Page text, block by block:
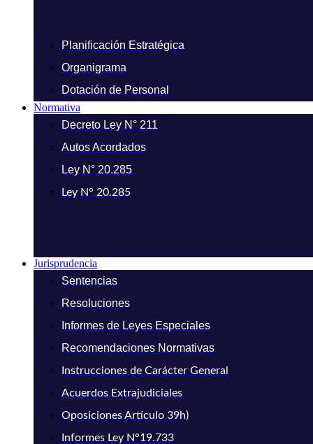
Planificación Estratégica
Organigrama
Dotación de Personal
Normativa
Decreto Ley N° 211
Autos Acordados
Ley N° 20.285
Ley N° 20.285
Jurisprudencia
Sentencias
Resoluciones
Informes de Leyes Especiales
Recomendaciones Normativas
Instrucciones de Carácter General
Acuerdos Extrajudiciales
Oposiciones Artículo 39h)
Informes Ley N°19.733